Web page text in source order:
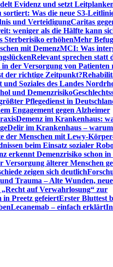
Evidenz und setzt
sortiert: Was die neue S3-
und VerteidigungCaritas
weniger als die Hälfte kann
Sterberisiko erhöhenMehr
mit DemenzMCI: Was
Relevant sprechen statt
der Versorgung von Patienten
der richtige Zeitpunkt?
Soziales des Landes
und Demenzrisiko
Pflegedienst in
Engagement gegen Alzheimer
Demenz im Krankenhaus:
Delir im Krankenhaus –
der Menschen mit Lewy-
beim Einsatz sozialer
erkennt Demenzrisiko schon in
älterer Menschen
zeigen sich deutlich
Trauma – Alte Wunden, neue
auf Verwahrlosung“ zur
in Preetz gefeiertErster Bluttest
Lecanemab – einfach erklärt